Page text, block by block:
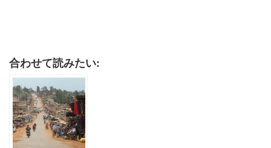
合わせて読みたい: